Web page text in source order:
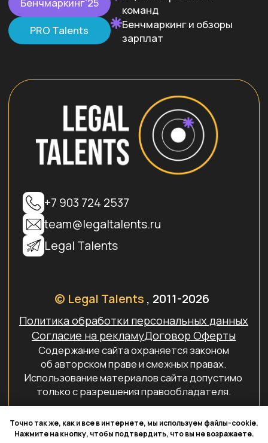
Точно так же, как и все в интернете, мы используем файлы-cookie.
Нажмите на кнопку, чтобы подтвердить, что вы не возражаете.